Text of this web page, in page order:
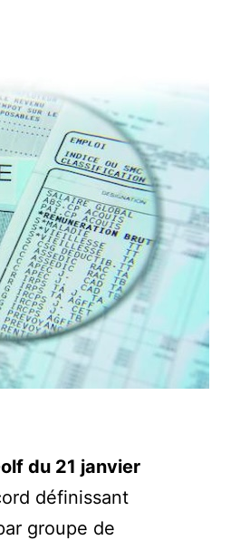
du 21 janvier
définissant
groupe de